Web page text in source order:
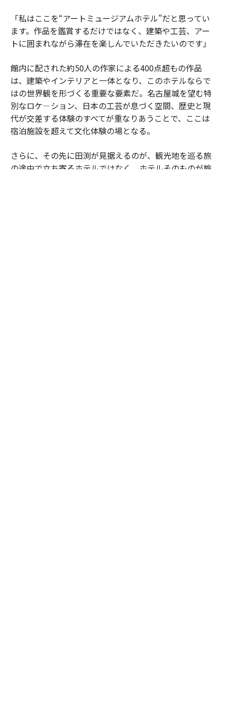
「私はここを“アートミュージアムホテル”だと思ってい
ます。作品を鑑賞するだけではなく、建築や工芸、アー
トに囲まれながら滞在を楽しんでいただきたいのです」
館内に配された約50人の作家による400点超もの作品
は、建築やインテリアと一体となり、このホテルならで
はの世界観を形づくる重要な要素だ。名古屋城を望む特
別なロケ―ション、日本の工芸が息づく空間、歴史と現
代が交差する体験のすべてが重なりあうことで、ここは
宿泊施設を超えて文化体験の場となる。
さらに、その先に田渕が見据えるのが、観光地を巡る旅
の途中で立ち寄るホテルではなく、ホテルそのものが旅